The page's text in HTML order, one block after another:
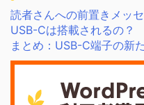
読者さんへの前置きメッ
USB-Cは搭載されるの？
まとめ：USB-C端子の新